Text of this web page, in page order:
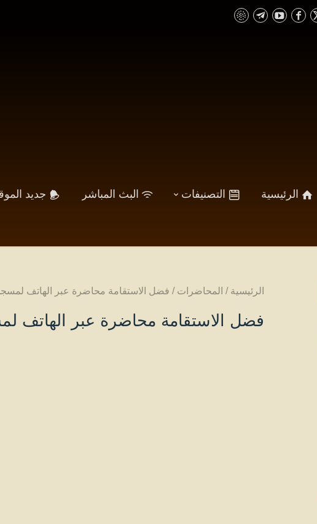
الرئيسية التصنيفات البث المباشر جديد
الرئيسية / المحاضرات / فضل الاستقامة محاضرة عبر الهاتف لمسجد
فضل الاستقامة محاضرة عبر الهاتف